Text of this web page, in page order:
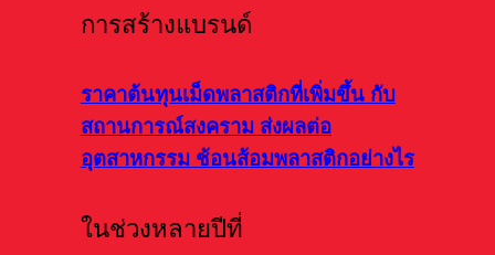
การสร้างแบรนด์
ราคาต้นทุนเม็ดพลาสติกที่เพิ่มขึ้น กับ
สถานการณ์สงคราม ส่งผลต่อ
อุตสาหกรรม ช้อนส้อมพลาสติกอย่างไร
ในช่วงหลายปีที่